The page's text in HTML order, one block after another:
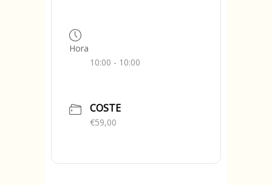
Hora
10:00 - 10:00
COSTE
€59,00